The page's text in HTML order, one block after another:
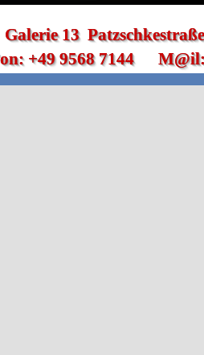
+49 9568 7144
13